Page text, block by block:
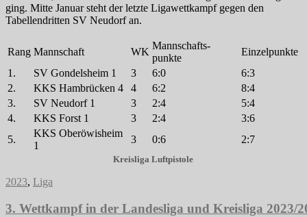
ging. Mitte Januar steht der letzte Ligawettkampf gegen den
Tabellendritten SV Neudorf an.
Rang Mannschaft WK
Mannschafts-
punkte
Einzelpunkte
1.
SV Gondelsheim 1 3 6:0
6:3
2.
KKS Hambrücken 4 4 6:2
8:4
3.
SV Neudorf 1 3 2:4
5:4
4.
KKS Forst 1 3 2:4
3:6
5.
KKS Oberöwisheim
1
3 0:6 2:7
Kreisliga Luftpistole
2023, Liga
3. Wettkampf in der Landesliga und Kreisliga 2023/